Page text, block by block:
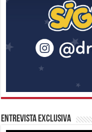
Entrevista Exclusiva